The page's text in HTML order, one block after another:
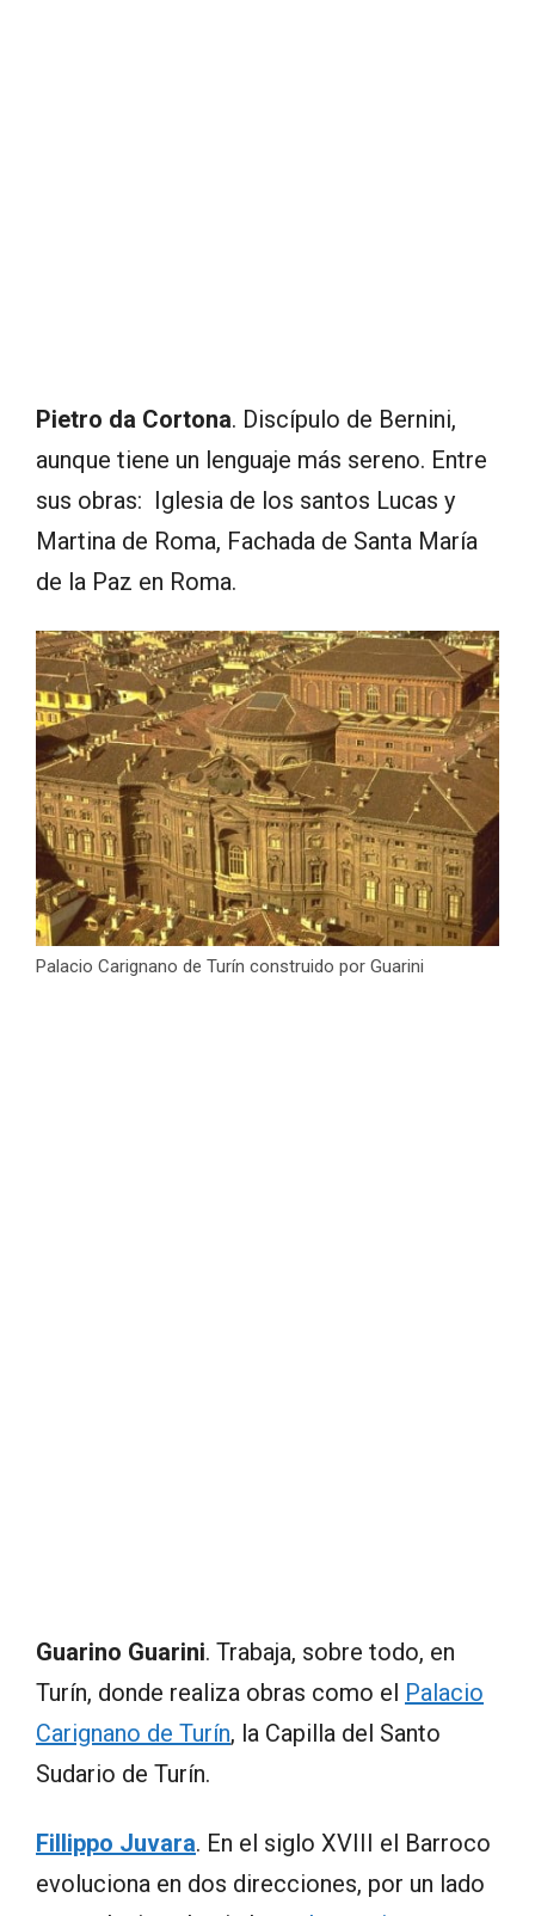
Pietro da Cortona. Discípulo de Bernini,
aunque tiene un lenguaje más sereno. Entre
sus obras: Iglesia de los santos Lucas y
Martina de Roma, Fachada de Santa María
de la Paz en Roma.
Palacio Carignano de Turín construido por Guarini
Guarino Guarini. Trabaja, sobre todo, en
Turín, donde realiza obras como el Palacio
Carignano de Turín, la Capilla del Santo
Sudario de Turín.
Fillippo Juvara. En el siglo XVIII el Barroco
evoluciona en dos direcciones, por un lado